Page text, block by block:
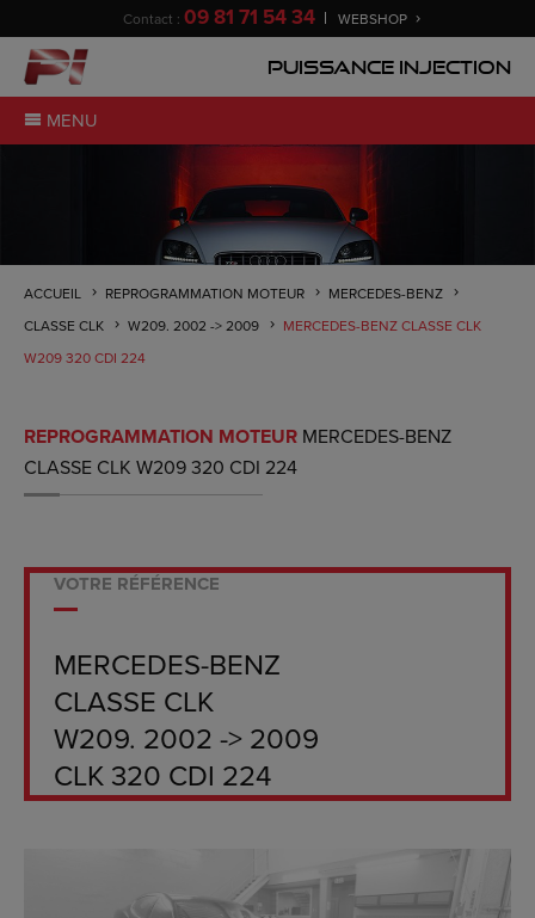
Contact : 09 81 71 54 34 WEBSHOP
Puissance Injection
MENU
ACCUEIL REPROGRAMMATION MOTEUR
MERCEDES-BENZ
CLASSE CLK
W209. 2002 -> 2009
MERCEDES-BENZ CLASSE CLK
W209 320 CDI 224
REPROGRAMMATION MOTEUR MERCEDES-BENZ
CLASSE CLK W209 320 CDI 224
VOTRE RÉFÉRENCE
MERCEDES-BENZ
CLASSE CLK
W209. 2002 -> 2009
CLK 320 CDI 224